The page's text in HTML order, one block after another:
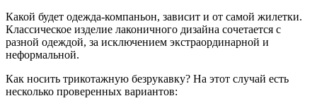
Какой будет одежда-компаньон, зависит и от самой жилетки.
Классическое изделие лаконичного дизайна сочетается с
разной одеждой, за исключением экстраординарной и
неформальной.
Как носить трикотажную безрукавку? На этот случай есть
несколько проверенных вариантов: